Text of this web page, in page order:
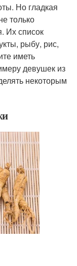
Но гладкая
только
Их список
рыбу, рис,
иметь
девушек из
некоторым